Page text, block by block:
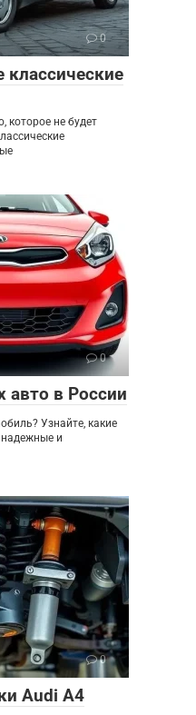
0
которое не будет
0
авто в России
Узнайте, какие
и
0
Audi A4